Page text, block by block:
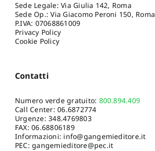
Sede Legale: Via Giulia 142, Roma
Sede Op.: Via Giacomo Peroni 150, Roma
P.IVA: 07068861009
Privacy Policy
Cookie Policy
Contatti
Numero verde gratuito: 800.894.409
Call Center:06.6872774
Urgenze:348.4769803
FAX: 06.68806189
Informazioni: info@gangemieditore.it
PEC: gangemieditore@pec.it